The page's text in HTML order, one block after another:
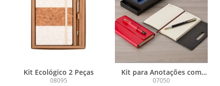
Kit Ecológico 2 Peças
08095
Kit para Anotações com
Caneta
07050